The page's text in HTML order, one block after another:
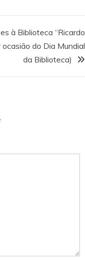
à Biblioteca “Ricardo
do Dia Mundial
da Biblioteca)